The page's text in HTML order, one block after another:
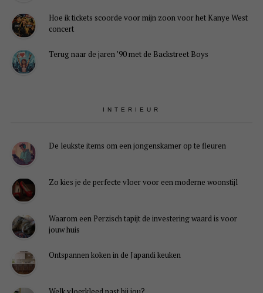
Hoe ik tickets scoorde voor mijn zoon voor het Kanye West
concert
Terug naar de jaren ’90 met de Backstreet Boys
INTERIEUR
De leukste items om een jongenskamer op te fleuren
Zo kies je de perfecte vloer voor een moderne woonstijl
Waarom een Perzisch tapijt de investering waard is voor
jouw huis
Ontspannen koken in de Japandi keuken